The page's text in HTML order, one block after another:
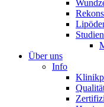
Über uns
Info